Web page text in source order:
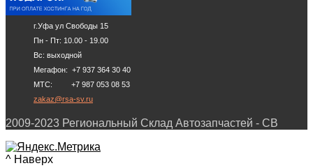
г.Уфа ул Свободы 15
Пн - Пт: 10.00 - 19.00
Вс: выходной
Мегафон: +7 937 364 30 40
МТС: +7 987 053 08 53
zakaz@rsa-sv.ru
2009-2023 Региональный Склад Автозапчастей - СВ
^ Наверх